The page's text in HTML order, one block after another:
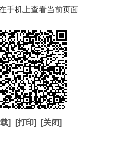
手机上查看当前页面
] [打印] [关闭]